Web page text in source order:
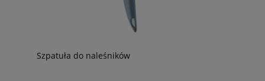
Szpatuła do naleśników